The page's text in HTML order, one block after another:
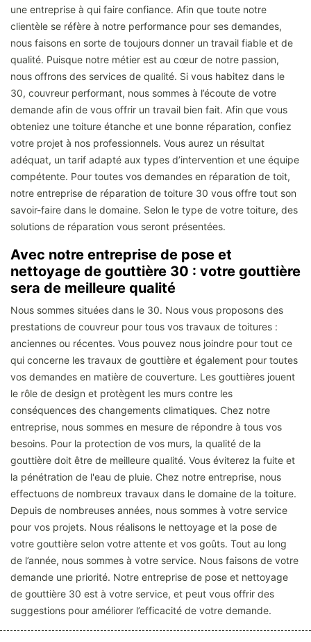
une entreprise à qui faire confiance. Afin que toute notre
clientèle se réfère à notre performance pour ses demandes,
nous faisons en sorte de toujours donner un travail fiable et de
qualité. Puisque notre métier est au cœur de notre passion,
nous offrons des services de qualité. Si vous habitez dans le
30, couvreur performant, nous sommes à l’écoute de votre
demande afin de vous offrir un travail bien fait. Afin que vous
obteniez une toiture étanche et une bonne réparation, confiez
votre projet à nos professionnels. Vous aurez un résultat
adéquat, un tarif adapté aux types d’intervention et une équipe
compétente. Pour toutes vos demandes en réparation de toit,
notre entreprise de réparation de toiture 30 vous offre tout son
savoir-faire dans le domaine. Selon le type de votre toiture, des
solutions de réparation vous seront présentées.
Avec notre entreprise de pose et
nettoyage de gouttière 30 : votre gouttière
sera de meilleure qualité
Nous sommes situées dans le 30. Nous vous proposons des
prestations de couvreur pour tous vos travaux de toitures :
anciennes ou récentes. Vous pouvez nous joindre pour tout ce
qui concerne les travaux de gouttière et également pour toutes
vos demandes en matière de couverture. Les gouttières jouent
le rôle de design et protègent les murs contre les
conséquences des changements climatiques. Chez notre
entreprise, nous sommes en mesure de répondre à tous vos
besoins. Pour la protection de vos murs, la qualité de la
gouttière doit être de meilleure qualité. Vous éviterez la fuite et
la pénétration de l'eau de pluie. Chez notre entreprise, nous
effectuons de nombreux travaux dans le domaine de la toiture.
Depuis de nombreuses années, nous sommes à votre service
pour vos projets. Nous réalisons le nettoyage et la pose de
votre gouttière selon votre attente et vos goûts. Tout au long
de l’année, nous sommes à votre service. Nous faisons de votre
demande une priorité. Notre entreprise de pose et nettoyage
de gouttière 30 est à votre service, et peut vous offrir des
suggestions pour améliorer l’efficacité de votre demande.